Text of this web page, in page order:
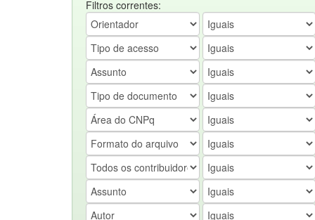
Filtros correntes: